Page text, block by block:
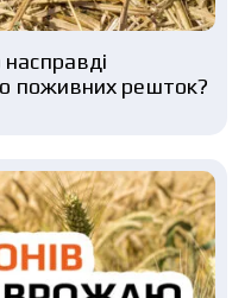
поживних решток?